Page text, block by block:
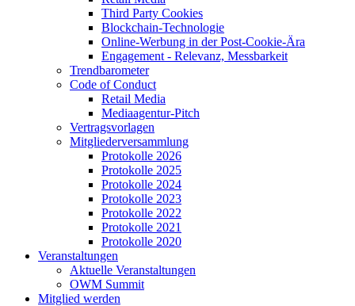
Third Party Cookies
Blockchain-Technologie
Online-Werbung in der Post-Cookie-Ära
Engagement - Relevanz, Messbarkeit
Trendbarometer
Code of Conduct
Retail Media
Mediaagentur-Pitch
Vertragsvorlagen
Mitgliederversammlung
Protokolle 2026
Protokolle 2025
Protokolle 2024
Protokolle 2023
Protokolle 2022
Protokolle 2021
Protokolle 2020
Veranstaltungen
Aktuelle Veranstaltungen
OWM Summit
Mitglied werden